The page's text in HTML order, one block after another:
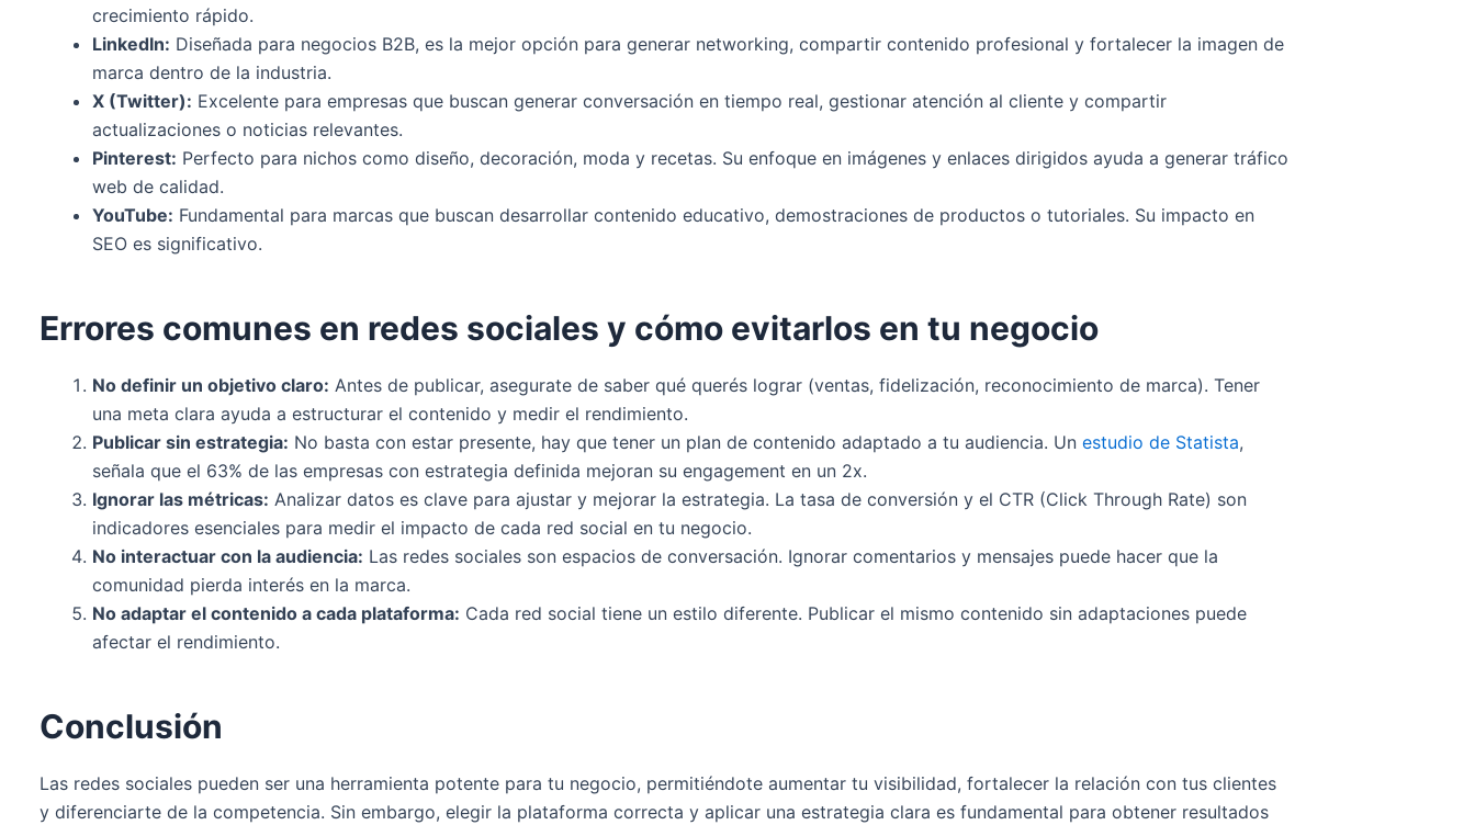
crecimiento rápido.
LinkedIn: Diseñada para negocios B2B, es la mejor opción para generar networking, compartir contenido profesional y fortalecer la imagen de
marca dentro de la industria.
X (Twitter): Excelente para empresas que buscan generar conversación en tiempo real, gestionar atención al cliente y compartir
actualizaciones o noticias relevantes.
Pinterest: Perfecto para nichos como diseño, decoración, moda y recetas. Su enfoque en imágenes y enlaces dirigidos ayuda a generar tráfico
web de calidad.
YouTube: Fundamental para marcas que buscan desarrollar contenido educativo, demostraciones de productos o tutoriales. Su impacto en
SEO es significativo.
Errores comunes en redes sociales y cómo evitarlos en tu negocio
No definir un objetivo claro: Antes de publicar, asegurate de saber qué querés lograr (ventas, fidelización, reconocimiento de marca). Tener
una meta clara ayuda a estructurar el contenido y medir el rendimiento.
Publicar sin estrategia: No basta con estar presente, hay que tener un plan de contenido adaptado a tu audiencia. Un estudio de Statista,
señala que el 63% de las empresas con estrategia definida mejoran su engagement en un 2x.
Ignorar las métricas: Analizar datos es clave para ajustar y mejorar la estrategia. La tasa de conversión y el CTR (Click Through Rate) son
indicadores esenciales para medir el impacto de cada red social en tu negocio.
No interactuar con la audiencia: Las redes sociales son espacios de conversación. Ignorar comentarios y mensajes puede hacer que la
comunidad pierda interés en la marca.
No adaptar el contenido a cada plataforma: Cada red social tiene un estilo diferente. Publicar el mismo contenido sin adaptaciones puede
afectar el rendimiento.
Conclusión
Las redes sociales pueden ser una herramienta potente para tu negocio, permitiéndote aumentar tu visibilidad, fortalecer la relación con tus clientes
y diferenciarte de la competencia. Sin embargo, elegir la plataforma correcta y aplicar una estrategia clara es fundamental para obtener resultados